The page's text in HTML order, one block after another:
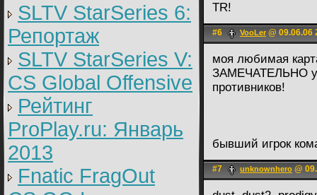
SLTV StarSeries 6:
Репортаж
SLTV StarSeries V:
CS Global Offensive
Рейтинг
ProPlay.ru: Январь
2013
Fnatic FragOut
TR!
#6 VooLer @ 09.06.06
моя любимая
ЗАМЕЧАТЕЛЬНО
противников!
бывший игрок
#7 unknownhero @